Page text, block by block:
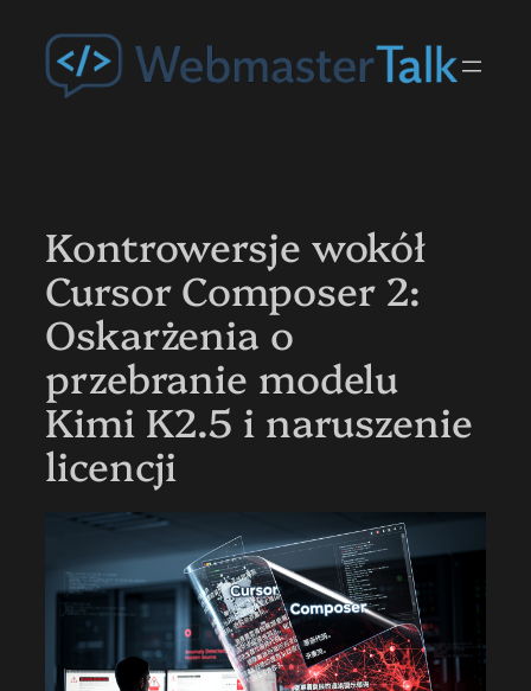
treści
Kontrowersje wokół
Cursor Composer 2:
Oskarżenia o
przebranie modelu
Kimi K2.5 i naruszenie
licencji